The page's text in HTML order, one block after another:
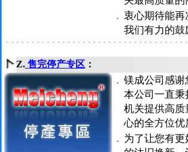
． 衷心期待能
我们有力的
Z. 售完停产专区 ：
． 镁成公司感
本公司一直
机关提供高
心的全方位优
． 为了让您有